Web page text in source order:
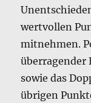
wertvollen
mitnehmen.
überragender
sowie das
übrigen